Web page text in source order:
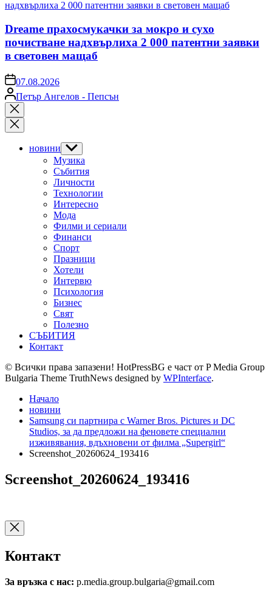
Dreame прахосмукачки за мокро и сухо
почистване надхвърлиха 2 000 патентни заявки
в световен мащаб
on07.08.2026
Posted
by
Петър Ангелов - Пепсън
Close
search
новини Show
sub
menu
Музика
Събития
Личности
Технологии
Интересно
Мода
Филми и сериали
Финанси
Спорт
Празници
Хотели
Интервю
Психология
Бизнес
Свят
Полезно
СЪБИТИЯ
Контакт
© Всички права запазени! HotPressBG е част от P Media Group
Bulgaria Theme TruthNews designed by WPInterface.
Начало
новини
Samsung си партнира с Warner Bros. Pictures и DC
Studios, за да предложи на феновете специални
изживявания, вдъхновени от филма „Supergirl“
Screenshot_20260624_193416
Screenshot_20260624_193416
Контакт
За връзка с нас: p.media.group.bulgaria@gmail.com